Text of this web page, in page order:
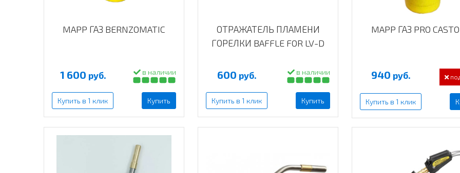
MAPP ГАЗ BERNZOMATIC
1 600 руб. в наличии
Купить в 1 клик Купить
ОТРАЖАТЕЛЬ ПЛАМЕНИ
ГОРЕЛКИ BAFFLE FOR LV-D
600 руб. в наличии
Купить в 1 клик Купить
MAPP ГАЗ PRO
940 руб.
Купить в 1 клик